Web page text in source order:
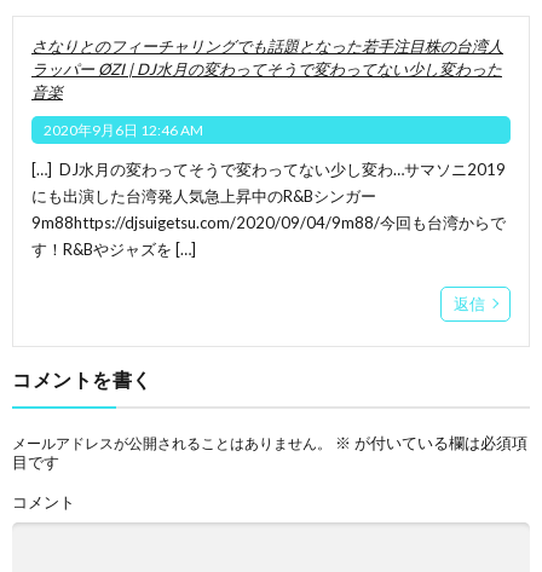
さなりとのフィーチャリングでも話題となった若手注目株の台湾人
ラッパー ØZI | DJ水月の変わってそうで変わってない少し変わった
音楽
2020年9月6日 12:46 AM
[…] DJ水月の変わってそうで変わってない少し変わ…サマソニ2019
にも出演した台湾発人気急上昇中のR&Bシンガー
9m88https://djsuigetsu.com/2020/09/04/9m88/今回も台湾からで
す！R&Bやジャズを […]
返信
コメントを書く
メールアドレスが公開されることはありません。 ※ が付いている欄は必須項
目です
コメント